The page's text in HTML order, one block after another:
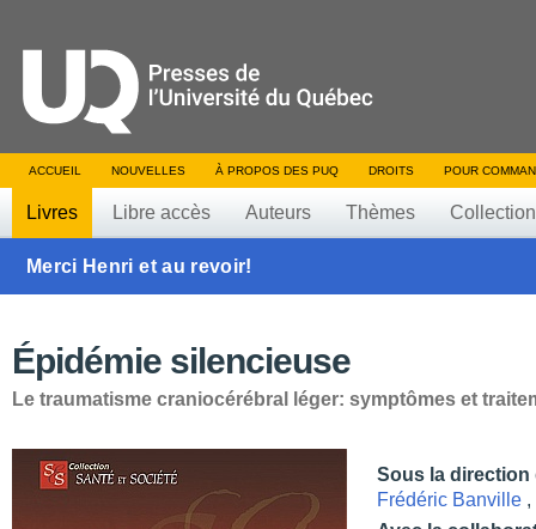
ACCUEIL NOUVELLES À PROPOS DES PUQ DROITS POUR
Livres Libre accès Auteurs Thèmes
Merci Henri et au revoir!
Épidémie silencieuse
Le traumatisme craniocérébral léger: symptômes et
Sous la direction
Frédéric Banville ,